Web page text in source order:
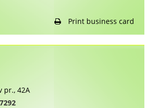
Print business card
pr., 42A